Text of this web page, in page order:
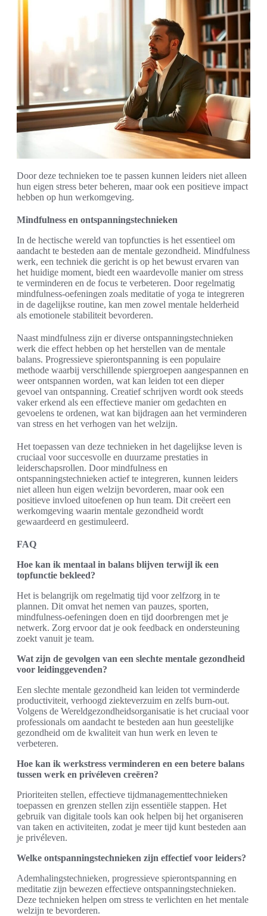
Door deze technieken toe te passen kunnen leiders niet alleen
hun eigen stress beter beheren, maar ook een positieve impact
hebben op hun werkomgeving.
Mindfulness en ontspanningstechnieken
In de hectische wereld van topfuncties is het essentieel om
aandacht te besteden aan de mentale gezondheid. Mindfulness
werk, een techniek die gericht is op het bewust ervaren van
het huidige moment, biedt een waardevolle manier om stress
te verminderen en de focus te verbeteren. Door regelmatig
mindfulness-oefeningen zoals meditatie of yoga te integreren
in de dagelijkse routine, kan men zowel mentale helderheid
als emotionele stabiliteit bevorderen.
Naast mindfulness zijn er diverse ontspanningstechnieken
werk die effect hebben op het herstellen van de mentale
balans. Progressieve spierontspanning is een populaire
methode waarbij verschillende spiergroepen aangespannen en
weer ontspannen worden, wat kan leiden tot een dieper
gevoel van ontspanning. Creatief schrijven wordt ook steeds
vaker erkend als een effectieve manier om gedachten en
gevoelens te ordenen, wat kan bijdragen aan het verminderen
van stress en het verhogen van het welzijn.
Het toepassen van deze technieken in het dagelijkse leven is
cruciaal voor succesvolle en duurzame prestaties in
leiderschapsrollen. Door mindfulness en
ontspanningstechnieken actief te integreren, kunnen leiders
niet alleen hun eigen welzijn bevorderen, maar ook een
positieve invloed uitoefenen op hun team. Dit creëert een
werkomgeving waarin mentale gezondheid wordt
gewaardeerd en gestimuleerd.
FAQ
Hoe kan ik mentaal in balans blijven terwijl ik een
topfunctie bekleed?
Het is belangrijk om regelmatig tijd voor zelfzorg in te
plannen. Dit omvat het nemen van pauzes, sporten,
mindfulness-oefeningen doen en tijd doorbrengen met je
netwerk. Zorg ervoor dat je ook feedback en ondersteuning
zoekt vanuit je team.
Wat zijn de gevolgen van een slechte mentale gezondheid
voor leidinggevenden?
Een slechte mentale gezondheid kan leiden tot verminderde
productiviteit, verhoogd ziekteverzuim en zelfs burn-out.
Volgens de Wereldgezondheidsorganisatie is het cruciaal voor
professionals om aandacht te besteden aan hun geestelijke
gezondheid om de kwaliteit van hun werk en leven te
verbeteren.
Hoe kan ik werkstress verminderen en een betere balans
tussen werk en privéleven creëren?
Prioriteiten stellen, effectieve tijdmanagementtechnieken
toepassen en grenzen stellen zijn essentiële stappen. Het
gebruik van digitale tools kan ook helpen bij het organiseren
van taken en activiteiten, zodat je meer tijd kunt besteden aan
je privéleven.
Welke ontspanningstechnieken zijn effectief voor leiders?
Ademhalingstechnieken, progressieve spierontspanning en
meditatie zijn bewezen effectieve ontspanningstechnieken.
Deze technieken helpen om stress te verlichten en het mentale
welzijn te bevorderen.